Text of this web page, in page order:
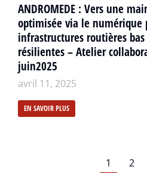
ANDROMEDE : Vers une
optimisée via le numérique
infrastructures routières
résilientes – Atelier
juin2025
avril 11, 2025
EN SAVOIR PLUS
1 2